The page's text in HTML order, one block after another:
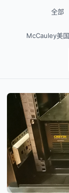
全部
McCauley美